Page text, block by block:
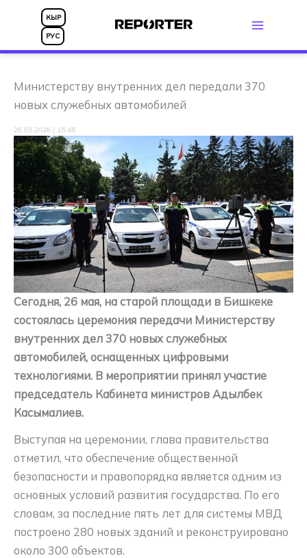
Перейти
содержимому
КЫР
РУС
Министерству внутренних дел передали 370
новых служебных автомобилей
26.05.2026 | 15:45
Сегодня, 26 мая, на старой площади в Бишкеке
состоялась церемония передачи Министерству
внутренних дел 370 новых служебных
автомобилей, оснащенных цифровыми
технологиями. В мероприятии принял участие
председатель Кабинета министров Адылбек
Касымалиев.
Выступая на церемонии, глава правительства
отметил, что обеспечение общественной
безопасности и правопорядка является одним из
основных условий развития государства. По его
словам, за последние пять лет для системы МВД
построено 280 новых зданий и реконструировано
около 300 объектов.